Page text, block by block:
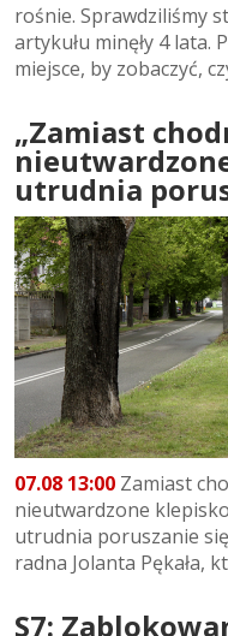
rośnie. Sprawdziliśmy
artykułu minęły 4 lata.
miejsce, by zobaczyć,
„Zamiast
utrudnia
07.08 13:00 Zamiast
nieutwardzone
utrudnia poruszanie
radna Jolanta Pękała,
S7: